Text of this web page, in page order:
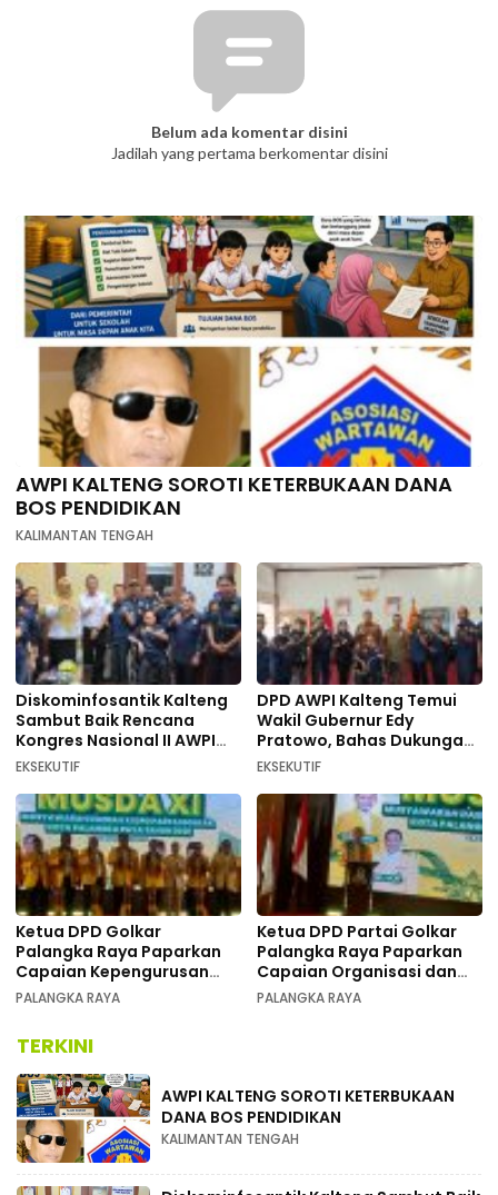
Belum ada komentar disini
Jadilah yang pertama berkomentar disini
AWPI KALTENG SOROTI KETERBUKAAN DANA
BOS PENDIDIKAN
KALIMANTAN TENGAH
Diskominfosantik Kalteng
Sambut Baik Rencana
Kongres Nasional II AWPI
Se-Indonesia
EKSEKUTIF
DPD AWPI Kalteng Temui
Wakil Gubernur Edy
Pratowo, Bahas Dukungan
Kongres Nasional II AWPI di
EKSEKUTIF
Ketua DPD Golkar
Palangka Raya Paparkan
Capaian Kepengurusan
pada Pembukaan Musda XI
PALANGKA RAYA
Ketua DPD Partai Golkar
Palangka Raya Paparkan
Capaian Organisasi dan
Kemenangan Pemilu pada
PALANGKA RAYA
TERKINI
AWPI KALTENG SOROTI KETERBUKAAN
DANA BOS PENDIDIKAN
KALIMANTAN TENGAH